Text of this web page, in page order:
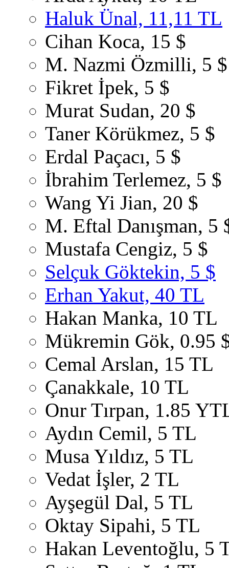
Haluk Ünal, 11,11 TL
Cihan Koca, 15 $
M. Nazmi Özmilli, 5 $
Fikret İpek, 5 $
Murat Sudan, 20 $
Taner Körükmez, 5 $
Erdal Paçacı, 5 $
İbrahim Terlemez, 5 $
Wang Yi Jian, 20 $
M. Eftal Danışman, 5
Mustafa Cengiz, 5 $
Selçuk Göktekin, 5 $
Erhan Yakut, 40 TL
Hakan Manka, 10 TL
Mükremin Gök, 0.95
Cemal Arslan, 15 TL
Çanakkale, 10 TL
Onur Tırpan, 1.85
Aydın Cemil, 5 TL
Musa Yıldız, 5 TL
Vedat İşler, 2 TL
Ayşegül Dal, 5 TL
Oktay Sipahi, 5 TL
Hakan Leventoğlu, 5